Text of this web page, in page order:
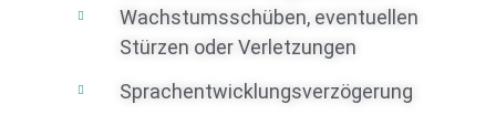
Wachstumsschüben, eventuellen
Stürzen oder Verletzungen
Sprachentwicklungsverzögerung